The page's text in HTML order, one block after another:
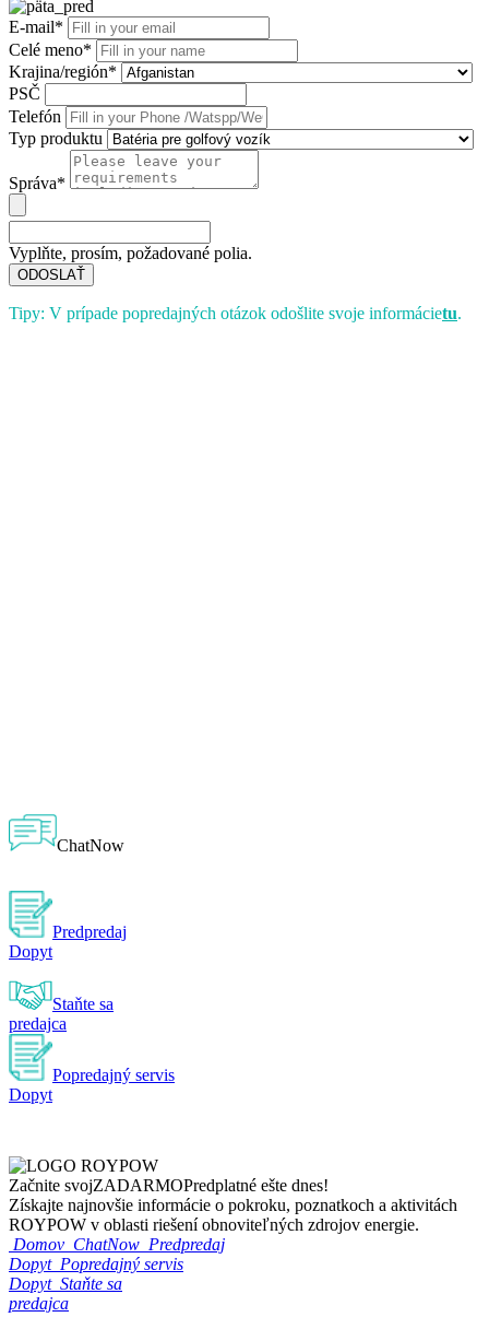
E-mail*
Celé meno*
Krajina/región*
PSČ
Telefón
Typ produktu
Správa*
Vyplňte, prosím, požadované polia.
ODOSLAŤ
Tipy: V prípade popredajných otázok odošlite svoje informácietu.
ChatNow
Predpredaj
Dopyt
Staňte sa
predajca
Popredajný servis
Dopyt
Začnite svojZADARMOPredplatné ešte dnes!
Získajte najnovšie informácie o pokroku, poznatkoch a aktivitách
ROYPOW v oblasti riešení obnoviteľných zdrojov energie.
Domov ChatNow Predpredaj
Dopyt Popredajný servis
Dopyt Staňte sa
predajca